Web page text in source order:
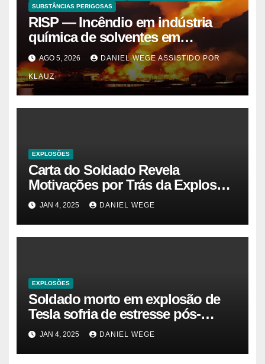
SUBSTÂNCIAS PERIGOSAS
RISP — Incêndio em indústria
química de solventes em
Itaquaquecetuba/SP
(UNIQUIMA/Quema)
AGO 5, 2026 DANIEL WEGE ASSISTIDO POR
KLAUZ
EXPLOSÕES
Carta do Soldado Revela
Motivações por Trás da Explosão
do Cybertruck em Las Vegas –
Gazeta Brasil
JAN 4, 2025 DANIEL WEGE
EXPLOSÕES
Soldado morto em explosão de
Tesla sofria de estresse pós-
traumático e temia ‘colapso’ dos
JAN 4, 2025 DANIEL WEGE